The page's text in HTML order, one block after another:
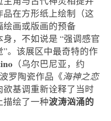
在方形纸上绘制（这
画或版画的预备
，不如说是 “强调感官
。该展区中最奇特的作
（乌尔巴尼亚，约
罗陶瓷作品《海神之恋
欲基调重新诠释了当时
描绘了一种波涛汹涌的